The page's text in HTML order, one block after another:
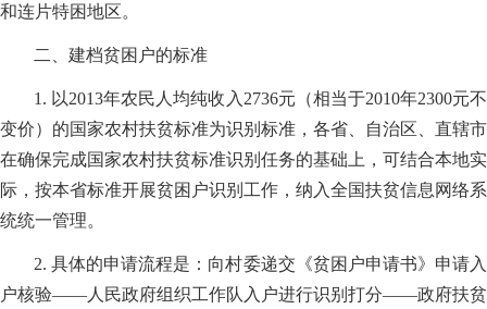
和连片特困地区。
二、建档贫困户的标准
1. 以2013年农民人均纯收入2736元（相当于2010年2300元不
变价）的国家农村扶贫标准为识别标准，各省、自治区、直辖市
在确保完成国家农村扶贫标准识别任务的基础上，可结合本地实
际，按本省标准开展贫困户识别工作，纳入全国扶贫信息网络系
统统一管理。
2. 具体的申请流程是：向村委递交《贫困户申请书》申请入
户核验——人民政府组织工作队入户进行识别打分——政府扶贫